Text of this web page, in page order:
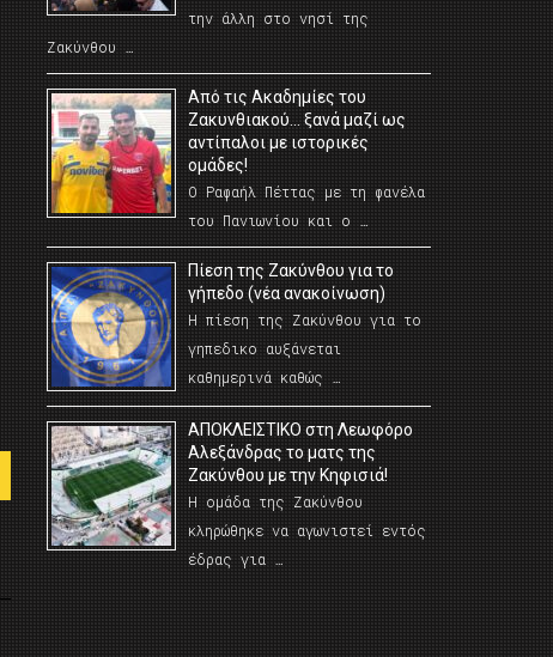
την άλλη στο νησί της
Ζακύνθου …
Από τις Ακαδημίες του
Ζακυνθιακού… ξανά μαζί ως
αντίπαλοι με ιστορικές
ομάδες!
Ο Ραφαήλ Πέττας με τη φανέλα
του Πανιωνίου και ο …
Πίεση της Ζακύνθου για το
γήπεδο (νέα ανακοίνωση)
Η πίεση της Ζακύνθου για το
γηπεδικο αυξάνεται
καθημερινά καθώς …
AΠΟΚΛΕΙΣΤΙΚΟ στη Λεωφόρο
Αλεξάνδρας το ματς της
Ζακύνθου με την Κηφισιά!
Η ομάδα της Ζακύνθου
κληρώθηκε να αγωνιστεί εντός
έδρας για …